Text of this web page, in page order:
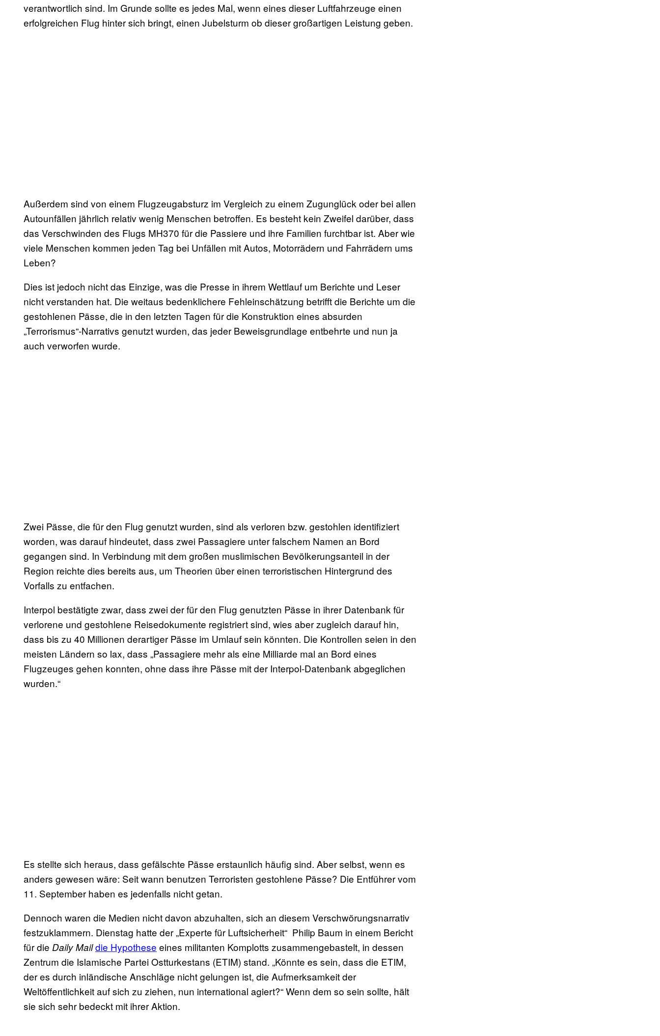
verantwortlich sind. Im Grunde sollte es jedes Mal, wenn eines dieser Luftfahrzeuge einen
erfolgreichen Flug hinter sich bringt, einen Jubelsturm ob dieser großartigen Leistung geben.
Außerdem sind von einem Flugzeugabsturz im Vergleich zu einem Zugunglück oder bei allen
Autounfällen jährlich relativ wenig Menschen betroffen. Es besteht kein Zweifel darüber, dass
das Verschwinden des Flugs MH370 für die Passiere und ihre Familien furchtbar ist. Aber wie
viele Menschen kommen jeden Tag bei Unfällen mit Autos, Motorrädern und Fahrrädern ums
Leben?
Dies ist jedoch nicht das Einzige, was die Presse in ihrem Wettlauf um Berichte und Leser
nicht verstanden hat. Die weitaus bedenklichere Fehleinschätzung betrifft die Berichte um die
gestohlenen Pässe, die in den letzten Tagen für die Konstruktion eines absurden
„Terrorismus“-Narrativs genutzt wurden, das jeder Beweisgrundlage entbehrte und nun ja
auch verworfen wurde.
Zwei Pässe, die für den Flug genutzt wurden, sind als verloren bzw. gestohlen identifiziert
worden, was darauf hindeutet, dass zwei Passagiere unter falschem Namen an Bord
gegangen sind. In Verbindung mit dem großen muslimischen Bevölkerungsanteil in der
Region reichte dies bereits aus, um Theorien über einen terroristischen Hintergrund des
Vorfalls zu entfachen.
Interpol bestätigte zwar, dass zwei der für den Flug genutzten Pässe in ihrer Datenbank für
verlorene und gestohlene Reisedokumente registriert sind, wies aber zugleich darauf hin,
dass bis zu 40 Millionen derartiger Pässe im Umlauf sein könnten. Die Kontrollen seien in den
meisten Ländern so lax, dass „Passagiere mehr als eine Milliarde mal an Bord eines
Flugzeuges gehen konnten, ohne dass ihre Pässe mit der Interpol-Datenbank abgeglichen
wurden.“
Es stellte sich heraus, dass gefälschte Pässe erstaunlich häufig sind. Aber selbst, wenn es
anders gewesen wäre: Seit wann benutzen Terroristen gestohlene Pässe? Die Entführer vom
11. September haben es jedenfalls nicht getan.
Dennoch waren die Medien nicht davon abzuhalten, sich an diesem Verschwörungsnarrativ
festzuklammern. Dienstag hatte der „Experte für Luftsicherheit“ Philip Baum in einem Bericht
für die Daily Maildie Hypothese eines militanten Komplotts zusammengebastelt, in dessen
Zentrum die Islamische Partei Ostturkestans (ETIM) stand. „Könnte es sein, dass die ETIM,
der es durch inländische Anschläge nicht gelungen ist, die Aufmerksamkeit der
Weltöffentlichkeit auf sich zu ziehen, nun international agiert?“ Wenn dem so sein sollte, hält
sie sich sehr bedeckt mit ihrer Aktion.